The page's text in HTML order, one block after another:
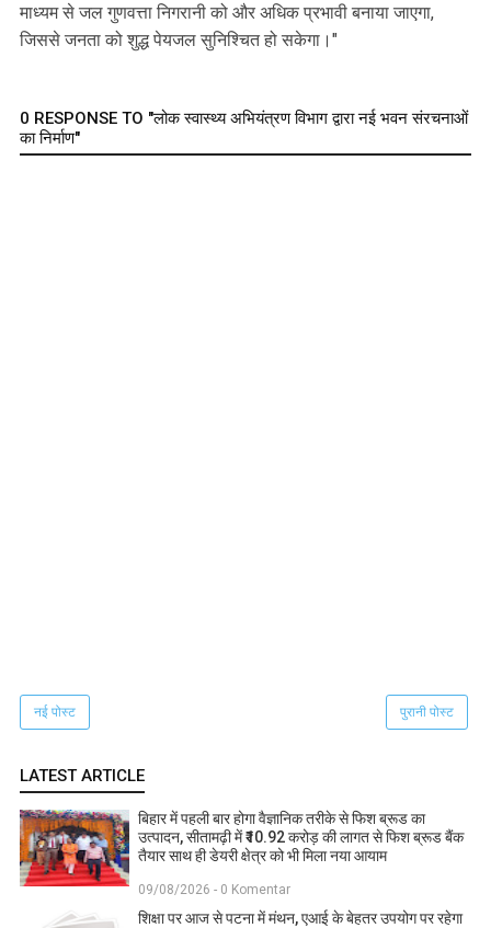
माध्यम से जल गुणवत्ता निगरानी को और अधिक प्रभावी बनाया जाएगा,
जिससे जनता को शुद्ध पेयजल सुनिश्चित हो सकेगा।"
0 RESPONSE TO "लोक स्वास्थ्य अभियंत्रण विभाग द्वारा नई भवन संरचनाओं
का निर्माण"
नई पोस्ट पुरानी पोस्ट
LATEST ARTICLE
बिहार में पहली बार होगा वैज्ञानिक तरीके से फिश ब्रूड का
उत्पादन, सीतामढ़ी में ₹10.92 करोड़ की लागत से फिश ब्रूड बैंक
तैयार साथ ही डेयरी क्षेत्र को भी मिला नया आयाम
09/08/2026 - 0 Komentar
शिक्षा पर आज से पटना में मंथन, एआई के बेहतर उपयोग पर रहेगा